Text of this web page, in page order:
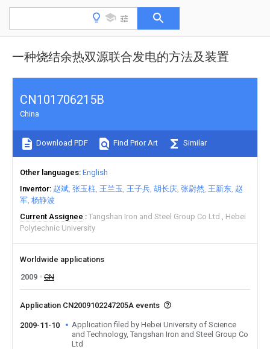
一种烧结余热双源联合发电的方法及装置
CN101706215B
China
Download PDF Find Prior Art Similar
Other languages English
Inventor 赵斌 张玉柱 王兰玉 王子兵 胡长庆 张尉然 王新东 赵
军 杨静波
Current Assignee
Tangshan Iron and Steel Group Co Ltd
Hebei
Polytechnic University
Worldwide applications
2009
CN
Application CN2009102247205A events
2009-11-10
Application filed by Hebei University of Science
and Technology, Tangshan Iron and Steel Group Co
Ltd